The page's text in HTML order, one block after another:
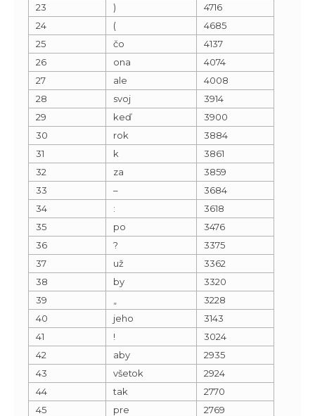
23
)
4716
24
(
4685
25
čo
4137
26
ona
4074
27
ale
4008
28
svoj
3914
29
keď
3900
30
rok
3884
31
k
3861
32
za
3859
33
–
3684
34
:
3618
35
po
3476
36
?
3375
37
už
3362
38
by
3320
39
3228
40
jeho
3143
41
!
3024
42
aby
2935
43
všetok
2924
44
tak
2770
45
pre
2769